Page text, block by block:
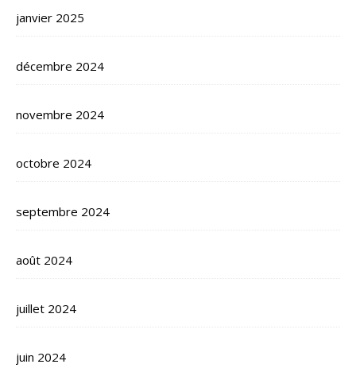
janvier 2025
décembre 2024
novembre 2024
octobre 2024
septembre 2024
août 2024
juillet 2024
juin 2024